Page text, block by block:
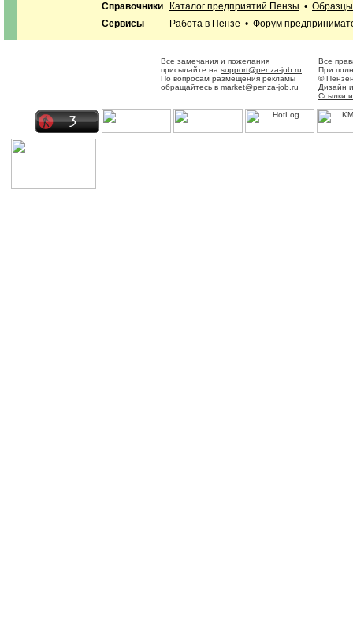
Справочники
Каталог предприятий Пензы • Образцы
Сервисы
Работа в Пензе • Форум
Все замечания и пожелания
присылайте на support@penza-job.ru
По вопросам размещения рекламы
обращайтесь в market@penza-job.ru
Все
При
©
Дизайн
Ссылки